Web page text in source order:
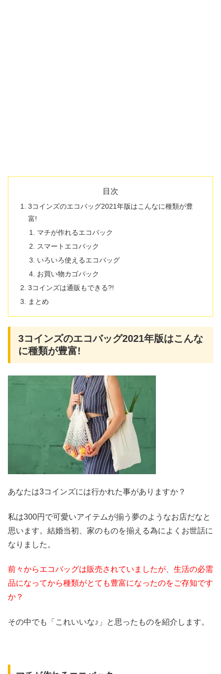
目次
3コインズのエコバッグ2021年版はこんなに種類が豊
富!
マチが作れるエコバック
スマートエコバック
いろいろ使えるエコバッグ
お買い物カゴバック
3コインズは通販もできる?!
まとめ
3コインズのエコバッグ2021年版はこんな
に種類が豊富!
あなたは3コインズには行かれた事がありますか？
私は300円で可愛いアイテムが揃う夢のようなお店だなと
思います。結婚当初、家のものを揃える為によくお世話に
なりました。
前々からエコバッグは販売されていましたが、生活の必需
品になってから種類がとても豊富になったのをご存知です
か？
その中でも「これいいな♪」と思ったものを紹介します。